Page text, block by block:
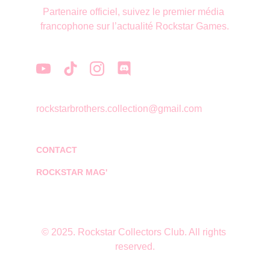
CONTACT
rockstarbrothers.collection@gmail.com
© 2025. Rockstar Collectors Club. All rights
reserved.
ROCKSTAR MAG'
Partenaire officiel, suivez le premier média
francophone sur l’actualité Rockstar Games.